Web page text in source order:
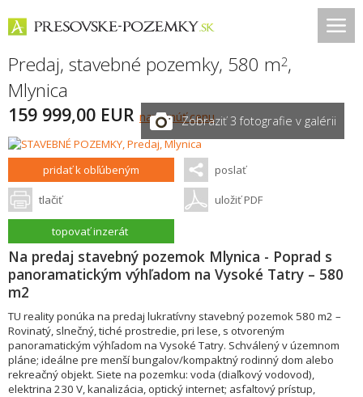
Predaj, stavebné pozemky, 580 m2,
Mlynica
159 999,00 EUR navrhnúť cenuZobraziť 3 fotografie v galérii
pridať k obľúbeným poslať
tlačiť uložiť PDF
topovať inzerát
Na predaj stavebný pozemok Mlynica - Poprad s
panoramatickým výhľadom na Vysoké Tatry – 580
m2
TU reality ponúka na predaj lukratívny stavebný pozemok 580 m2 –
Rovinatý, slnečný, tiché prostredie, pri lese, s otvoreným
panoramatickým výhľadom na Vysoké Tatry. Schválený v územnom
pláne; ideálne pre menší bungalov/kompaktný rodinný dom alebo
rekreačný objekt. Siete na pozemku: voda (diaľkový vodovod),
elektrina 230 V, kanalizácia, optický internet; asfaltový prístup,